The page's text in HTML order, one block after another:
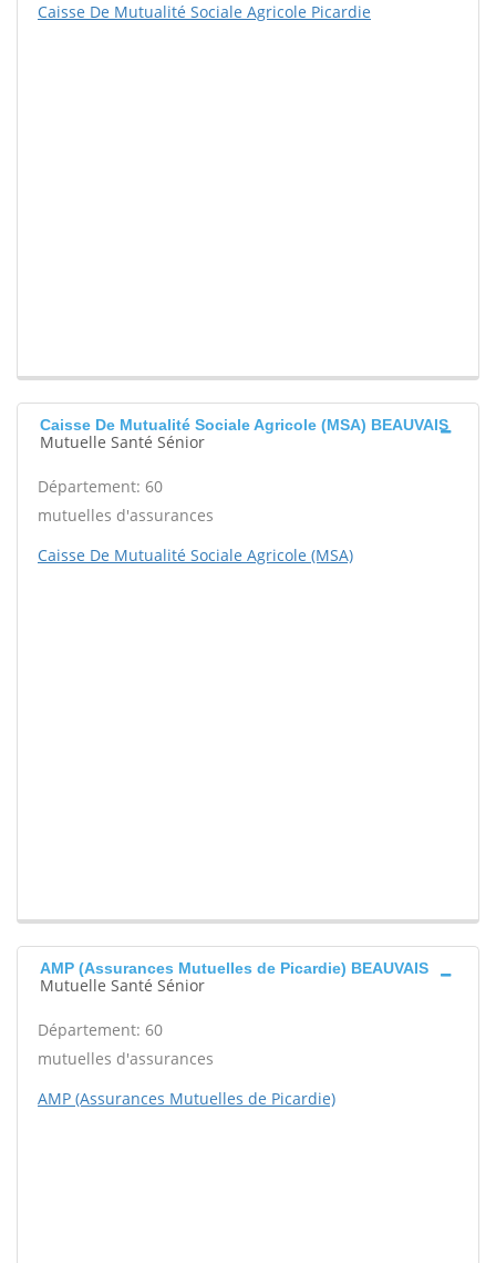
Caisse De Mutualité Sociale Agricole Picardie
Caisse De Mutualité Sociale Agricole (MSA) BEAUVAIS
Mutuelle Santé Sénior
Département: 60
mutuelles d'assurances
Caisse De Mutualité Sociale Agricole (MSA)
AMP (Assurances Mutuelles de Picardie) BEAUVAIS
Mutuelle Santé Sénior
Département: 60
mutuelles d'assurances
AMP (Assurances Mutuelles de Picardie)